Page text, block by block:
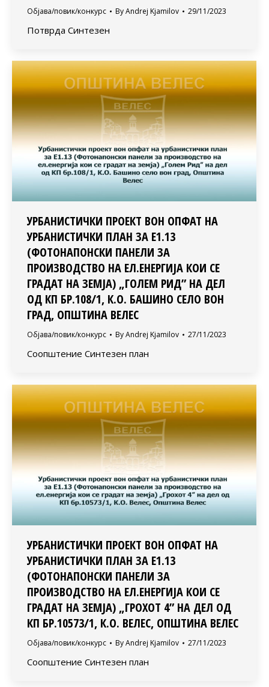
Објава/повик/конкурс ByAndrej Kjamilov 29/11/2023
Потврда Синтезен
УРБАНИСТИЧКИ ПРОЕКТ ВОН ОПФАТ НА
УРБАНИСТИЧКИ ПЛАН ЗА Е1.13
(ФОТОНАПОНСКИ ПАНЕЛИ ЗА
ПРОИЗВОДСТВО НА ЕЛ.ЕНЕРГИЈА КОИ СЕ
ГРАДАТ НА ЗЕМЈА) „ГОЛЕМ РИД” НА ДЕЛ
ОД КП БР.108/1, К.О. БАШИНО СЕЛО ВОН
ГРАД, ОПШТИНА ВЕЛЕС
Објава/повик/конкурс ByAndrej Kjamilov 27/11/2023
Соопштение Синтезен план
УРБАНИСТИЧКИ ПРОЕКТ ВОН ОПФАТ НА
УРБАНИСТИЧКИ ПЛАН ЗА Е1.13
(ФОТОНАПОНСКИ ПАНЕЛИ ЗА
ПРОИЗВОДСТВО НА ЕЛ.ЕНЕРГИЈА КОИ СЕ
ГРАДАТ НА ЗЕМЈА) „ГРОХОТ 4” НА ДЕЛ ОД
КП БР.10573/1, К.О. ВЕЛЕС, ОПШТИНА ВЕЛЕС
Објава/повик/конкурс ByAndrej Kjamilov 27/11/2023
Соопштение Синтезен план